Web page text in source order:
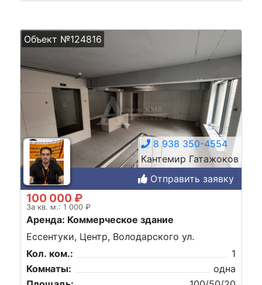
Объект №124816
8 938 350-4554
Кантемир Гатажоков
Отправить заявку
100 000 ₽
За кв. м.: 1 000 ₽
Аренда: Коммерческое здание
Ессентуки, Центр, Володарского ул.
Кол. ком.:
1
Комнаты:
одна